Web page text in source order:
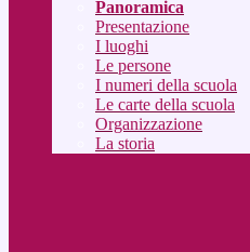
Panoramica
Presentazione
I luoghi
Le persone
I numeri della scuola
Le carte della scuola
Organizzazione
La storia